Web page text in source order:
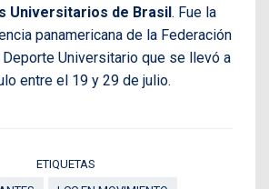
Universitarios de Brasil . Fue la
panamericana de la Federación
Deporte Universitario que se llevó a
entre el 19 y 29 de julio.
ETIQUETAS